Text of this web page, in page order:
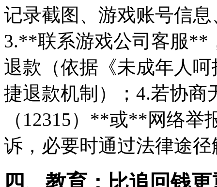
记录截图、游戏账号信
3.**联系游戏公司客服**
退款（依据《未成年人
捷退款机制）；4.若协
（12315）**或**网络举
诉，必要时通过法律途径